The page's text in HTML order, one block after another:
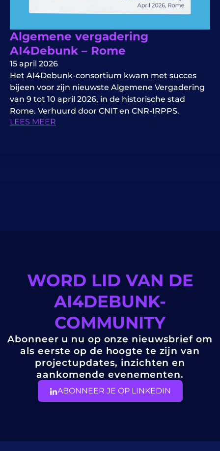
Algemene vergadering
AI4Debunk – Rome
15 april 2026
Het AI4Debunk-consortium kwam met succes
bijeen voor zijn nieuwste Algemene Vergadering
van 9 tot 10 april 2026, in de historische stad
Rome. Verhuurd door CNIT en CNR-IRPPS.
LEES MEER
WORD LID VAN DE
AI4DEBUNK-
COMMUNITY
Abonneer u nu op onze nieuwsbrief om
als eerste op de hoogte te zijn van
projectupdates, inzichten en
aankomende evenementen.
ABONNEER JE OP LINKEDIN